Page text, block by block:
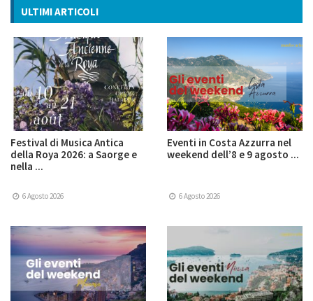
ULTIMI ARTICOLI
Festival di Musica Antica
della Roya 2026: a Saorge e
nella ...
6 Agosto 2026
Eventi in Costa Azzurra nel
weekend dell’8 e 9 agosto ...
6 Agosto 2026